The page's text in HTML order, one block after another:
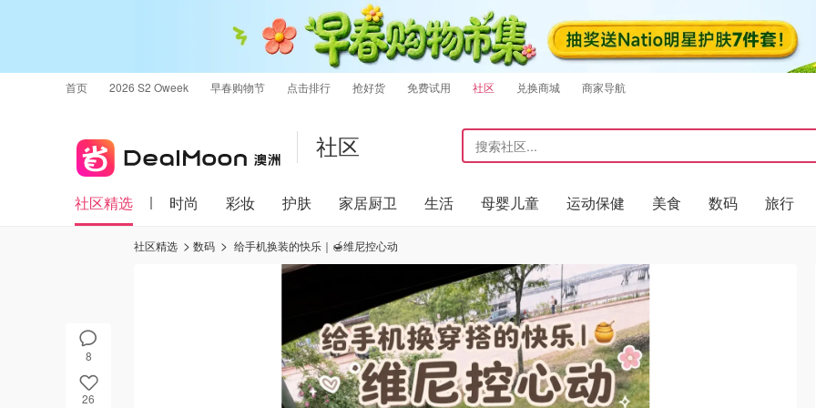
首页 2026 S2 Oweek 早春购物节 点击排行 抢好货 免费试用 社区 兑换商城 商家导航
社区
社区精选 时尚 彩妆 护肤 家居厨卫 生活 母婴儿童 运动保健 美食 数码 旅行
8
26
社区精选 数码 给手机换装的快乐｜🍯维尼控心动